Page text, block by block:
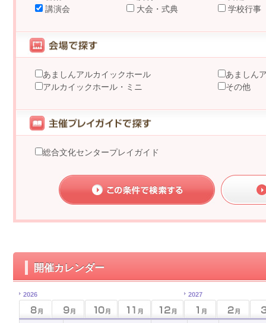
講演会
大会・式典 学校行事
あましんアルカイックホール
あましん
アルカイックホール・ミニ
その他
総合文化センタープレイガイド
開催カレンダー
2026 2027